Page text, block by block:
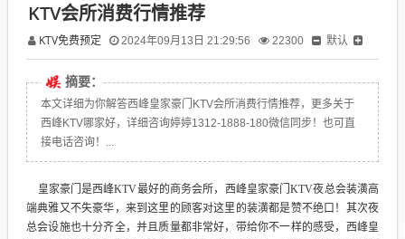
KTV会所消费行情推荐
KTV免费预定 2024年09月13日 21:29:56 22300 默认
摘要：
本文详细为你解答西峰皇家豪门KTV会所消费行情推荐，更多关于
西峰KTV哪家好，详细咨询婷婷1312-1888-180微信同步！也可直
接电话咨询！...
皇家豪门是西峰KTV最好的商务会所，西峰皇家豪门KTV夜总会装潢高
端典雅又不失豪华，来到这里的顾客对这里的装潢都是赞不绝口！其次夜
总会设施也十分齐全，并且质量都非常好，带给你不一样的感受，西峰皇